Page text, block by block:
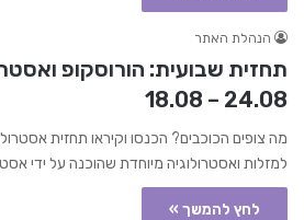
הנהלת האתר
תחזית שבועית: הורוסקופ
24.08 – 18.08
מה צופים הכוכבים? הכנסו וקיראו תחזית
למזלות ואסטרולוגיה מיוחדת שהוכנה על ידי
לחץ להמשך »